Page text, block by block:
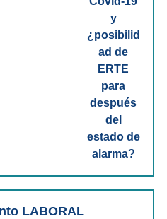
LABORAL